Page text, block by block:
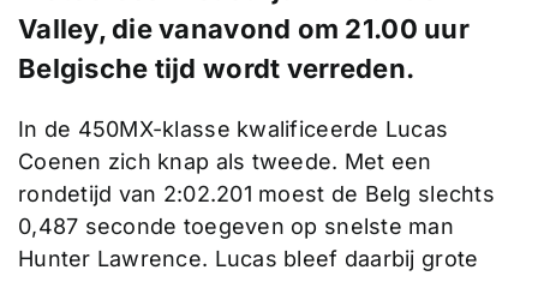
Valley, die vanavond om 21.00 uur
Belgische tijd wordt verreden.
In de 450MX-klasse kwalificeerde Lucas
Coenen zich knap als tweede. Met een
rondetijd van 2:02.201 moest de Belg slechts
0,487 seconde toegeven op snelste man
Hunter Lawrence. Lucas bleef daarbij grote